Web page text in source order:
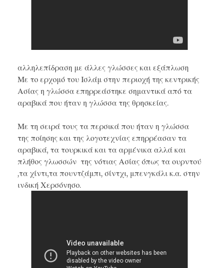
αλληλεπίδραση με άλλες γλώσσες και εξάπλωση
Με το ερχομό του Ισλάμ στην περιοχή της κεντρικής
Ασίας η γλώσσα επηρρεάστηκε σημαντικά από τα
αραβικά που ήταν η γλώσσα της θρησκείας.
Με τη σειρά τους τα περσικά που ήταν η γλώσσα
της ποίησης και της λογοτεχνίας επηρρέασαν τα
αραβικά, τα τουρκικά και τα αρμένικα αλλά και
πλήθος γλωσσών της νότιας Ασίας όπως τα ουρντού
,τα χίντι,τα πουντζάμπι, σίντχι, μπενγκάλι κ.α. στην
ινδική Χερσόνησο.